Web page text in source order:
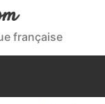
française